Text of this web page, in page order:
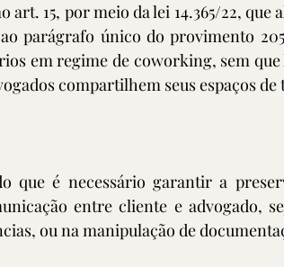
art. 15, por meio da lei 14.365/22, que
parágrafo único do provimento
em regime de coworking, sem que
compartilhem seus espaços de
que é necessário garantir a
entre cliente e advogado,
ou na manipulação de